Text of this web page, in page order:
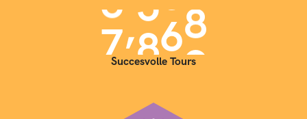
7,000
Succesvolle Tours